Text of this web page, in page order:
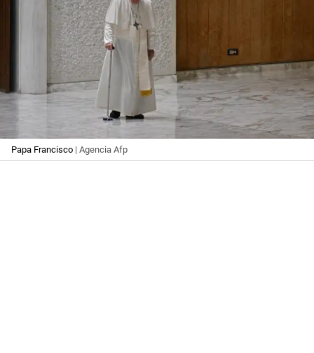
Papa Francisco | Agencia Afp